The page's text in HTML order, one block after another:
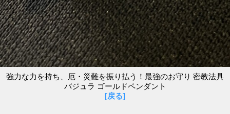
強力な力を持ち、厄・災難を振り払う！最強のお守り 密教法具
バジュラ ゴールドペンダント
[戻る]